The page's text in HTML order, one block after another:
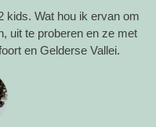
kids. Wat hou ik ervan om
uit te proberen en ze met
en Gelderse Vallei.